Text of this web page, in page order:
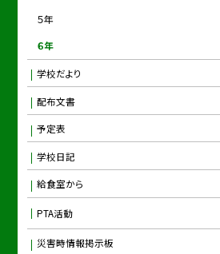
５年
６年
学校だより
配布文書
予定表
学校日記
給食室から
PTA活動
災害時情報掲示板